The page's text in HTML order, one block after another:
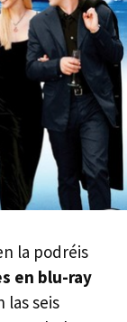
la podréis
en blu-ray
las seis